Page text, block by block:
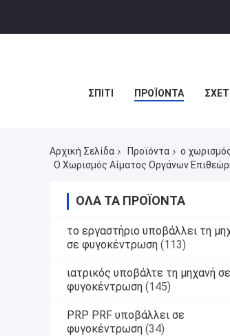
ΣΠΊΤΙ ΠΡΟΪΌΝΤΑ
Αρχική Σελίδα Προϊόντα
ο
Ο Χωρισμός Αίματος Οργάνων
ΌΛΑ ΤΑ ΠΡΟΪΌΝΤΑ
το εργαστήριο υποβάλλει τη
σε φυγοκέντρωση (113)
ιατρικός υποβάλτε τη μηχανή σε
φυγοκέντρωση (145)
PRP PRF υποβάλλει σε
φυγοκέντρωση (34)